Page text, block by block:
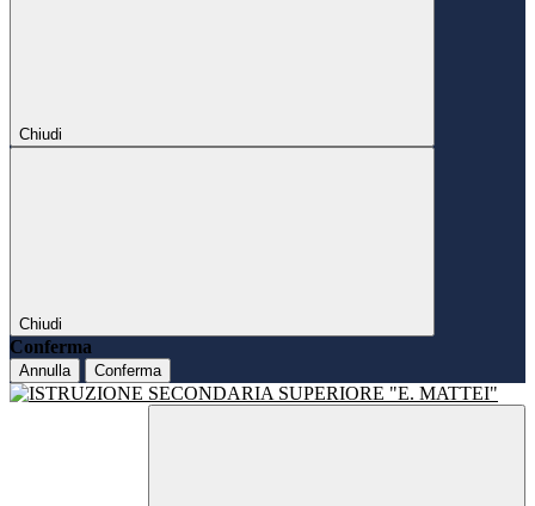
Chiudi
Chiudi
Conferma
Annulla Conferma